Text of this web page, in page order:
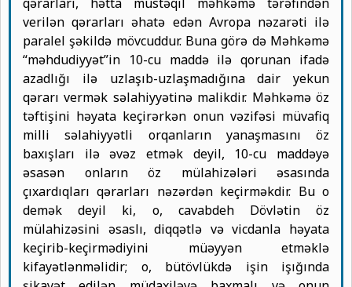
verilən qərarları əhatə edən Avropa nəzarəti ilə
paralel şəkildə mövcuddur. Buna görə də Məhkəmə
“məhdudiyyət”in 10-cu maddə ilə qorunan ifadə
azadlığı ilə uzlaşıb-uzlaşmadığına dair yekun
qərarı vermək səlahiyyətinə malikdir. Məhkəmə öz
təftişini həyata keçirərkən onun vəzifəsi müvafiq
milli səlahiyyətli orqanların yanaşmasını öz
baxışları ilə əvəz etmək deyil, 10-cu maddəyə
əsasən onların öz mülahizələri əsasında
çıxardıqları qərarları nəzərdən keçirməkdir. Bu o
demək deyil ki, o, cavabdeh Dövlətin öz
mülahizəsini əsaslı, diqqətlə və vicdanla həyata
keçirib-keçirmədiyini müəyyən etməklə
kifayətlənməlidir; o, bütövlükdə işin işığında